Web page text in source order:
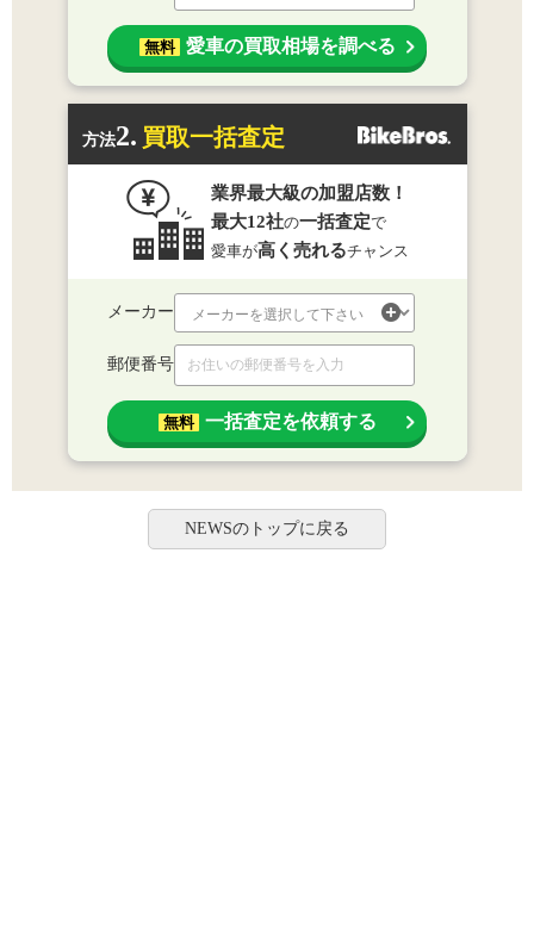
無料 愛車の買取相場を調べる
方法2. 買取一括査定
業界最大級の加盟店数！
最大12社の一括査定で
愛車が高く売れるチャンス
メーカー
郵便番号
無料 一括査定を依頼する
NEWSのトップに戻る